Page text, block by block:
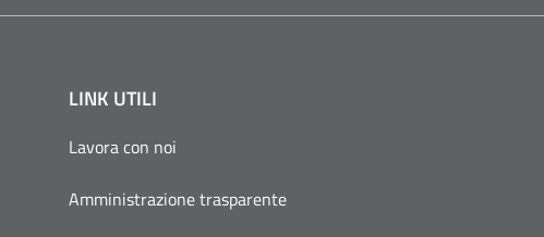
LINK UTILI
Lavora con noi
Amministrazione trasparente